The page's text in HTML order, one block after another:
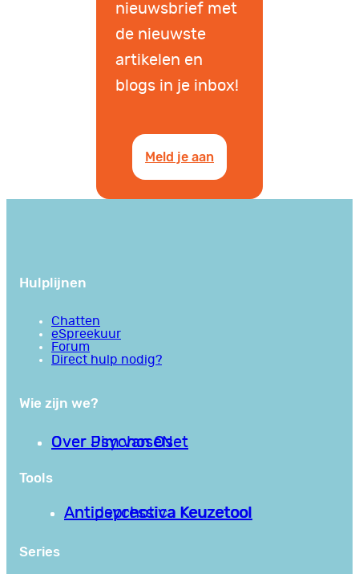
nieuwsbrief met
de nieuwste
artikelen en
blogs in je inbox!
Meld je aan
Hulplijnen
Chatten
eSpreekuur
Forum
Direct hulp nodig?
Wie zijn we?
Over PsychoseNet
Over Jim van Os
Tools
Antipsychotica Keuzetool
Antidepressiva Keuzetool
Series